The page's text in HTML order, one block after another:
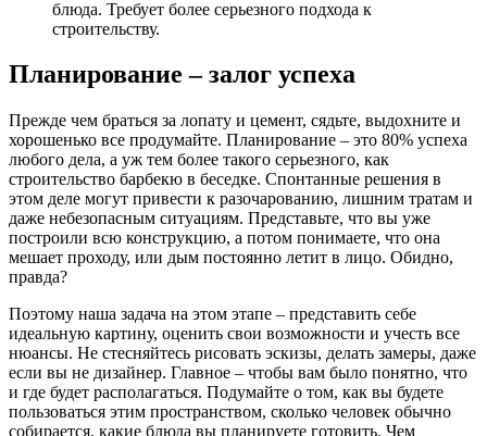
блюда. Требует более серьезного подхода к
строительству.
Планирование – залог успеха
Прежде чем браться за лопату и цемент, сядьте, выдохните и
хорошенько все продумайте. Планирование – это 80% успеха
любого дела, а уж тем более такого серьезного, как
строительство барбекю в беседке. Спонтанные решения в
этом деле могут привести к разочарованию, лишним тратам и
даже небезопасным ситуациям. Представьте, что вы уже
построили всю конструкцию, а потом понимаете, что она
мешает проходу, или дым постоянно летит в лицо. Обидно,
правда?
Поэтому наша задача на этом этапе – представить себе
идеальную картину, оценить свои возможности и учесть все
нюансы. Не стесняйтесь рисовать эскизы, делать замеры, даже
если вы не дизайнер. Главное – чтобы вам было понятно, что
и где будет располагаться. Подумайте о том, как вы будете
пользоваться этим пространством, сколько человек обычно
собирается, какие блюда вы планируете готовить. Чем